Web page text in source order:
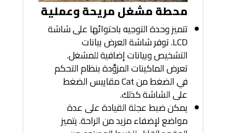
محطة مشغل مريحة وعملية
تتميز وحدة التوجيه باحتوائها على شاشة
LCD. توفر شاشة العرض بيانات
التشخيص وبيانات إضافية للمشغل.
تعرض الماكينات المزوَّدة بنظام التحكم
في الضغط من Cat مقاييس الضغط
على الشاشة كذلك.
يمكن ضبط عجلة القيادة على عدة
مواضع لإضفاء مزيد من الراحة. يتميز